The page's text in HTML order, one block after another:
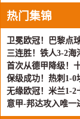
热门集锦
意甲-邦达攻入唯一